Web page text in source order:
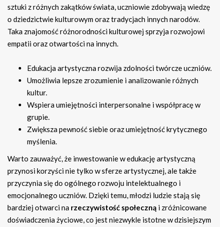
sztuki z różnych zakątków świata, uczniowie zdobywają wiedzę
o dziedzictwie kulturowym oraz tradycjach innych narodów.
Taka znajomość różnorodności kulturowej sprzyja rozwojowi
empatii oraz otwartości na innych.
Edukacja artystyczna rozwija zdolności twórcze uczniów.
Umożliwia lepsze zrozumienie i analizowanie różnych
kultur.
Wspiera umiejętności interpersonalne i współpracę w
grupie.
Zwiększa pewność siebie oraz umiejętność krytycznego
myślenia.
Warto zauważyć, że inwestowanie w edukację artystyczną
przynosi korzyści nie tylko w sferze artystycznej, ale także
przyczynia się do ogólnego rozwoju intelektualnego i
emocjonalnego uczniów. Dzięki temu, młodzi ludzie stają się
bardziej otwarci na rzeczywistość społeczną i zróżnicowane
doświadczenia życiowe, co jest niezwykle istotne w dzisiejszym